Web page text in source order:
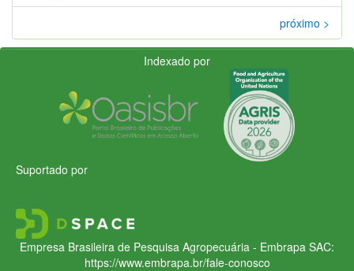
próximo >
Indexado por
Suportado por
Empresa Brasileira de Pesquisa Agropecuária - Embrapa SAC:
https://www.embrapa.br/fale-conosco